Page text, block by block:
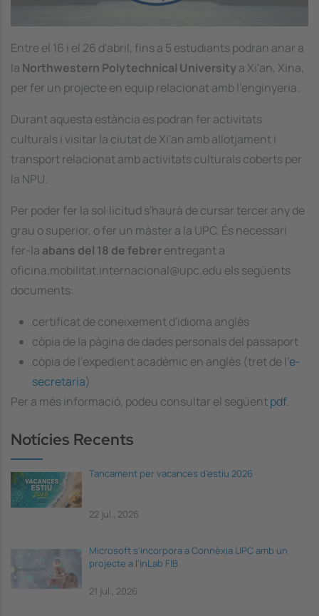
Entre el 16 i el 26 d'abril, fins a 5 estudiants podran anar a
la Northwestern Polytechnical University a Xi'an, Xina,
per fer un projecte en equip relacionat amb l'enginyeria.
Durant aquesta estància es podran fer activitats
culturals i visitar la ciutat de Xi'an amb allotjament i
transport relacionat amb activitats culturals coberts per
la NPU.
Per poder fer la sol·licitud s'haurà de cursar tercer any de
grau o superior, o fer un màster a la UPC. És necessari
fer-la abans del 18 de febrerentregant a
oficina.mobilitat.internacional@upc.edu els següents
documents:
certificat de coneixement d'idioma anglès
còpia de la pàgina de dades personals del passaport
còpia de l'expedient acadèmic en anglès (tret de l'e-
secretaria)
Per a més informació, podeu consultar el següentpdf.
Notícies Recents
Tancament per vacances d'estiu 2026
22 jul., 2026
Microsoft s'incorpora a Connèxia UPC amb un
projecte a l'inLab FIB
21 jul., 2026